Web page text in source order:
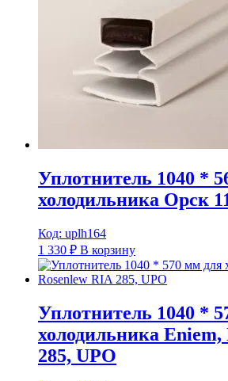
Уплотнитель 1040 *
холодильника Орск
Код: uplh164
1 330 ₽ В корзину
Уплотнитель 1040 *
холодильника Eniem,
285, UPO